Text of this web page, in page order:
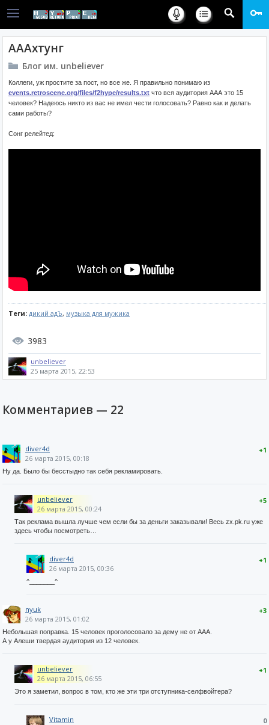
АААхтунг
Блог им. unbeliever
Коллеги, уж простите за пост, но все же. Я правильно понимаю из
events.retroscene.org/files/f2hype/results.txt что вся аудитория ААА это 15
человек? Надеюсь никто из вас не имел чести голосовать? Равно как и делать
сами работы?
Сонг релейтед:
Теги: дикий адЪ, музыка для мужика
3983
unbeliever
25 марта 2015, 22:53
Комментариев — 22
+1
diver4d
26 марта 2015, 00:18
Ну да. Было бы бесстыдно так себя рекламировать.
+5
unbeliever
26 марта 2015, 00:24
Так реклама вышла лучше чем если бы за деньги заказывали! Весь zx.pk.ru уже
здесь чтобы посмотреть…
+1
diver4d
26 марта 2015, 00:36
^_______^
+3
nyuk
26 марта 2015, 01:02
Небольшая поправка. 15 человек проголосовало за дему не от ААА.
А у Алеши твердая аудитория из 12 человек.
+1
unbeliever
26 марта 2015, 06:55
Это я заметил, вопрос в том, кто же эти три отступника-селфвойтера?
0
Vitamin